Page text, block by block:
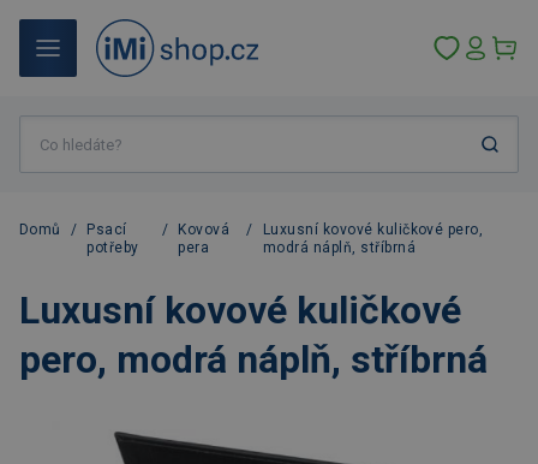
Domů /
Psací
potřeby
/
Kovová
pera
/
Luxusní kovové kuličkové pero,
modrá náplň, stříbrná
Luxusní kovové kuličkové
pero, modrá náplň, stříbrná